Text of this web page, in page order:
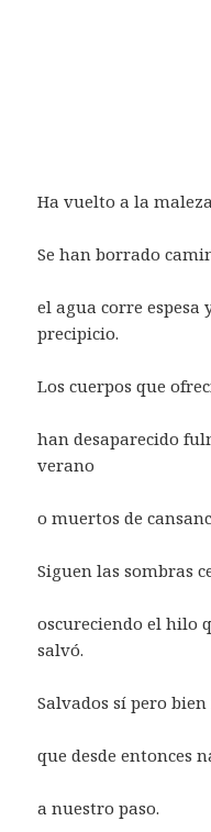
Ha vuelto a la
Se han borrado
el agua corre espesa
precipicio.
Los cuerpos que
han desaparecido
verano
o muertos de
Siguen las sombras
oscureciendo el hilo
salvó.
Salvados sí pero
que desde entonces
a nuestro paso.